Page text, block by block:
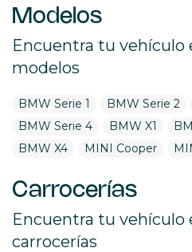
Modelos
Encuentra tu vehículo
modelos
BMW Serie 1 BMW Serie 2
BMW Serie 4
BMW X1
BMW X4
MINI Cooper
Carrocerías
Encuentra tu vehículo
carrocerías